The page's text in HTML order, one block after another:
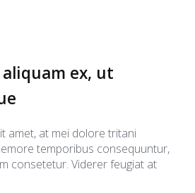
ex, ut
amet, at mei dolore tritani
temporibus consequuntur,
consetetur. Viderer feugiat at